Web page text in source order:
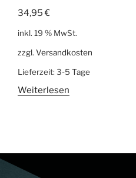
34,95€
inkl. 19 % MwSt.
zzgl. Versandkosten
Lieferzeit: 3-5 Tage
Weiterlesen